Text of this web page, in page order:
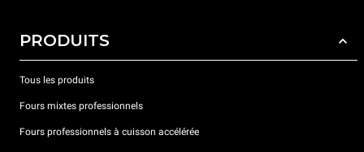
PRODUITS
Tous les produits
Fours mixtes professionnels
Fours professionnels à cuisson accélérée